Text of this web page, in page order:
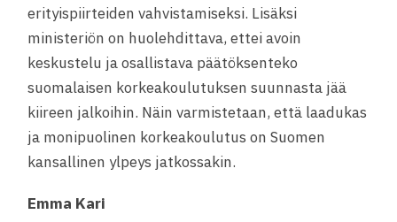
erityispiirteiden vahvistamiseksi. Lisäksi
ministeriön on huolehdittava, ettei avoin
keskustelu ja osallistava päätöksenteko
suomalaisen korkeakoulutuksen suunnasta jää
kiireen jalkoihin. Näin varmistetaan, että laadukas
ja monipuolinen korkeakoulutus on Suomen
kansallinen ylpeys jatkossakin.
Emma Kari